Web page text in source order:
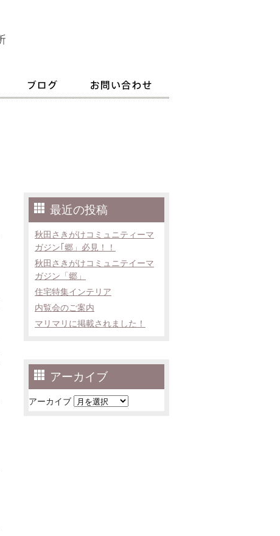
最近の投稿
秋田さきがけコミュニティーマ
ガジン｢郷」必見！！
秋田さきがけコミュニテイーマ
ガジン「郷」
住宅特集インテリア
内覧会のご案内
マリマリに掲載されました！
アーカイブ
アーカイブ